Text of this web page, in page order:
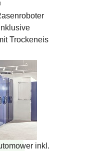
Trockeneis
inkl.